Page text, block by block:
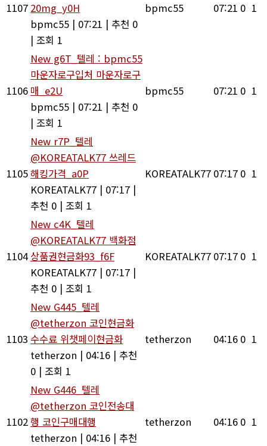
1107 20mg_y0H
bpmc55 | 07:21 | 추천 0
| 조회 1
bpmc55 07:21 0 1
1106
New g6T_텔레 : bpmc55
마운자로구입처 마운자로구
매_e2U
bpmc55 | 07:21 | 추천 0
| 조회 1
bpmc55 07:21 0 1
1105
New r7P_텔레
@KOREATALK77 쓰레드
해킹가격_a0P
KOREATALK77 | 07:17 |
추천 0 | 조회 1
KOREATALK77 07:17 0 1
1104
New c4K_텔레
@KOREATALK77 백화점
상품권현금화93_f6F
KOREATALK77 | 07:17 |
추천 0 | 조회 1
KOREATALK77 07:17 0 1
1103
New G445_텔레
@tetherzon 코인현금화
수수료 위챗페이현금화
tetherzon | 04:16 | 추천
0 | 조회 1
tetherzon 04:16 0 1
1102
New G446_텔레
@tetherzon 코인전송대
행 코인구매대행
tetherzon | 04:16 | 추천
tetherzon 04:16 0 1